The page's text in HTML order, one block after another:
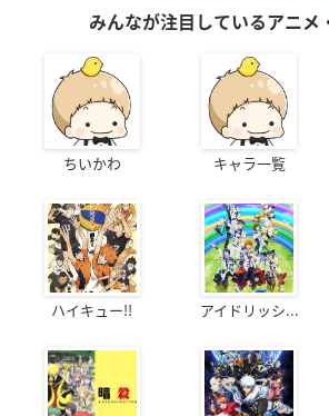
みんなが注目しているアニメ
ちいかわ キャラ一覧
ハイキュー!! アイドリッシ...